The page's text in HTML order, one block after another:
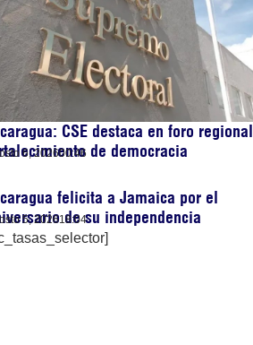
CSE destaca en foro regional
de democracia
6, 202600:46
felicita a Jamaica por el
de su independencia
5, 202618:04